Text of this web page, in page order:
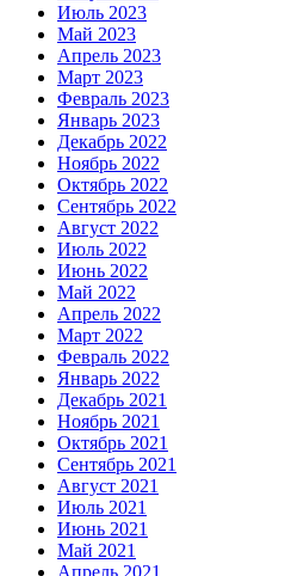
Июль 2023
Май 2023
Апрель 2023
Март 2023
Февраль 2023
Январь 2023
Декабрь 2022
Ноябрь 2022
Октябрь 2022
Сентябрь 2022
Август 2022
Июль 2022
Июнь 2022
Май 2022
Апрель 2022
Март 2022
Февраль 2022
Январь 2022
Декабрь 2021
Ноябрь 2021
Октябрь 2021
Сентябрь 2021
Август 2021
Июль 2021
Июнь 2021
Май 2021